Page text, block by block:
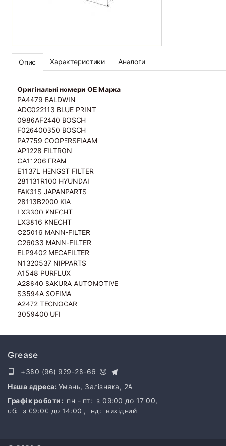
Опис Характеристики Аналоги
Оригінальні номери OE Марка
PA4479 BALDWIN
ADG022113 BLUE PRINT
0986AF2440 BOSCH
F026400350 BOSCH
PA7759 COOPERSFIAAM
AP1228 FILTRON
CA11206 FRAM
E1137L HENGST FILTER
281131R100 HYUNDAI
FAK31S JAPANPARTS
28113B2000 KIA
LX3300 KNECHT
LX3816 KNECHT
C25016 MANN-FILTER
C26033 MANN-FILTER
ELP9402 MECAFILTER
N1320537 NIPPARTS
A1548 PURFLUX
A28640 SAKURA AUTOMOTIVE
S3594A SOFIMA
A2472 TECNOCAR
3059400 UFI
Grease
+380 (96) 929-28-66
Наша адреса: Умань, Залізняка, 2A
Графік роботи: пн - пт: з 09:00 до 17:00,
сб: з 09:00 до 14:00 ,
нд: вихідний